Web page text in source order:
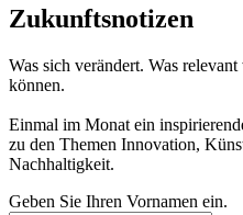
Zukunftsnotizen
Was sich verändert. Was
können.
Einmal im Monat ein
zu den Themen Innovation,
Nachhaltigkeit.
Geben Sie Ihren Vornamen ein.